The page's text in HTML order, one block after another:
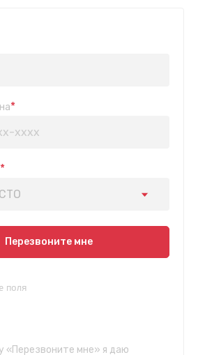
*
*
на карте
1/1 (при выезде из города в сторону
Перезвоните мне
поля
«Перезвоните мне» я даю